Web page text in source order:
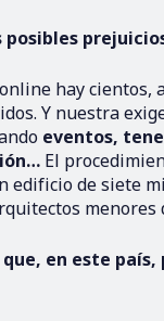
posibles
hay cientos,
Y nuestra
eventos,
El
edificio de siete
que, en este